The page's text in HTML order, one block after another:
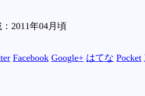
2011年04月頃
Facebook Google+ はてな Pocket